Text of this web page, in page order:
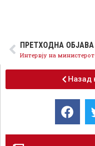
ПРЕТХОДНА ОБЈАВА
Назад